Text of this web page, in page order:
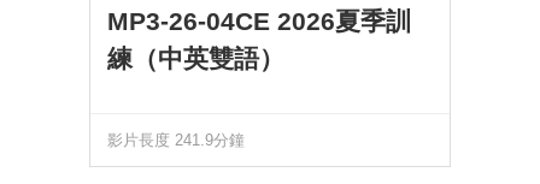
MP3-26-04CE 2026夏季訓
練（中英雙語）
影片長度 241.9分鐘